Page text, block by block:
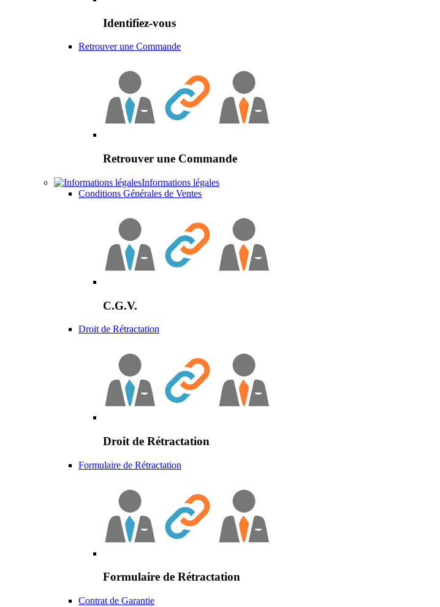
Identifiez-vous
Retrouver une Commande
Retrouver une Commande
Informations légales
Conditions Générales de Ventes
C.G.V.
Droit de Rétractation
Droit de Rétractation
Formulaire de Rétractation
Formulaire de Rétractation
Contrat de Garantie